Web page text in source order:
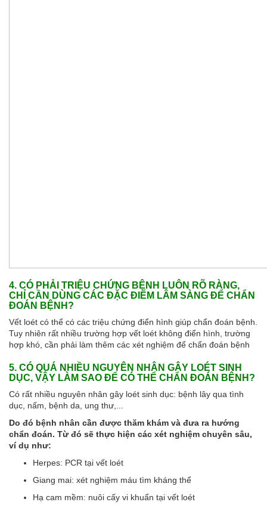
4. CÓ PHẢI TRIỆU CHỨNG BỆNH LUÔN RÕ RÀNG,
CHỈ CẦN DÙNG CÁC ĐẶC ĐIỂM LÂM SÀNG ĐỂ CHẨN
ĐOÁN BỆNH?
Vết loét có thể có các triệu chứng điển hình giúp chẩn đoán bệnh.
Tuy nhiên rất nhiều trường hợp vết loét không điển hình, trường
hợp khó, cần phải làm thêm các xét nghiệm để chẩn đoán bệnh
5. CÓ QUÁ NHIỀU NGUYÊN NHÂN GÂY LOÉT SINH
DỤC, VẬY LÀM SAO ĐỂ CÓ THỂ CHẨN ĐOÁN BỆNH?
Có rất nhiều nguyên nhân gây loét sinh dục: bệnh lây qua tình
dục, nấm, bệnh da, ung thư,...
Do đó bệnh nhân cần được thăm khám và đưa ra hướng
chẩn đoán. Từ đó sẽ thực hiện các xét nghiệm chuyên sâu,
ví dụ như:
Herpes: PCR tại vết loét
Giang mai: xét nghiệm máu tìm kháng thể
Hạ cam mềm: nuôi cấy vi khuẩn tại vết loét